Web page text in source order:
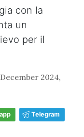
con la
un
per il
December 2024,
Telegram